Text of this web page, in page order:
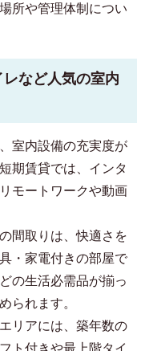
所や管理体制につい
など人気の室内
室内設備の充実度が
期賃貸では、インタ
モートワークや動画
間取りは、快適さを
・家電付きの部屋で
の生活必需品が揃っ
られます。
リアには、築年数の
ト付きや最上階タイ